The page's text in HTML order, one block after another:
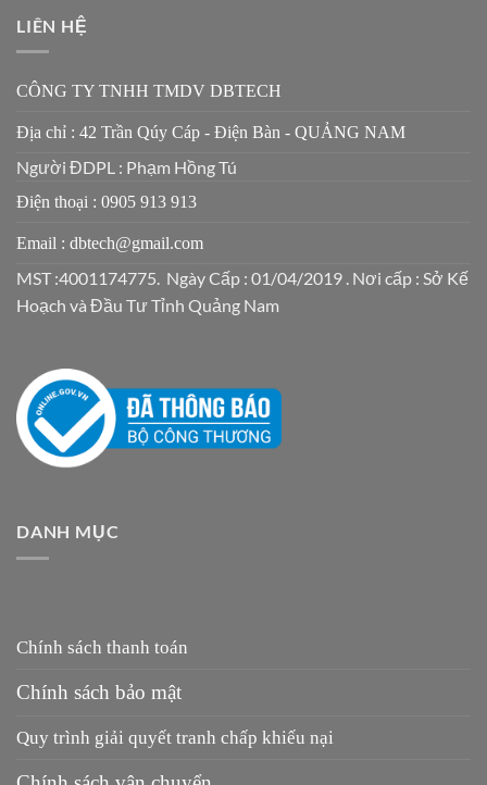
LIÊN HỆ
CÔNG TY TNHH TMDV DBTECH
Địa chỉ : 42 Trần Qúy Cáp - Điện Bàn - QUẢNG NAM
Người ĐDPL : Phạm Hồng Tú
Điện thoại : 0905 913 913
Email : dbtech@gmail.com
MST :4001174775. Ngày Cấp : 01/04/2019 . Nơi cấp : Sở Kế
Hoạch và Đầu Tư Tỉnh Quảng Nam
DANH MỤC
Chính sách thanh toán
Chính sách bảo mật
Quy trình giải quyết tranh chấp khiếu nại